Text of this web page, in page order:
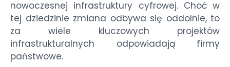
nowoczesnej infrastruktury cyfrowej. Choć w
tej dziedzinie zmiana odbywa się oddolnie, to
za wiele kluczowych projektów
infrastrukturalnych odpowiadają firmy
państwowe.